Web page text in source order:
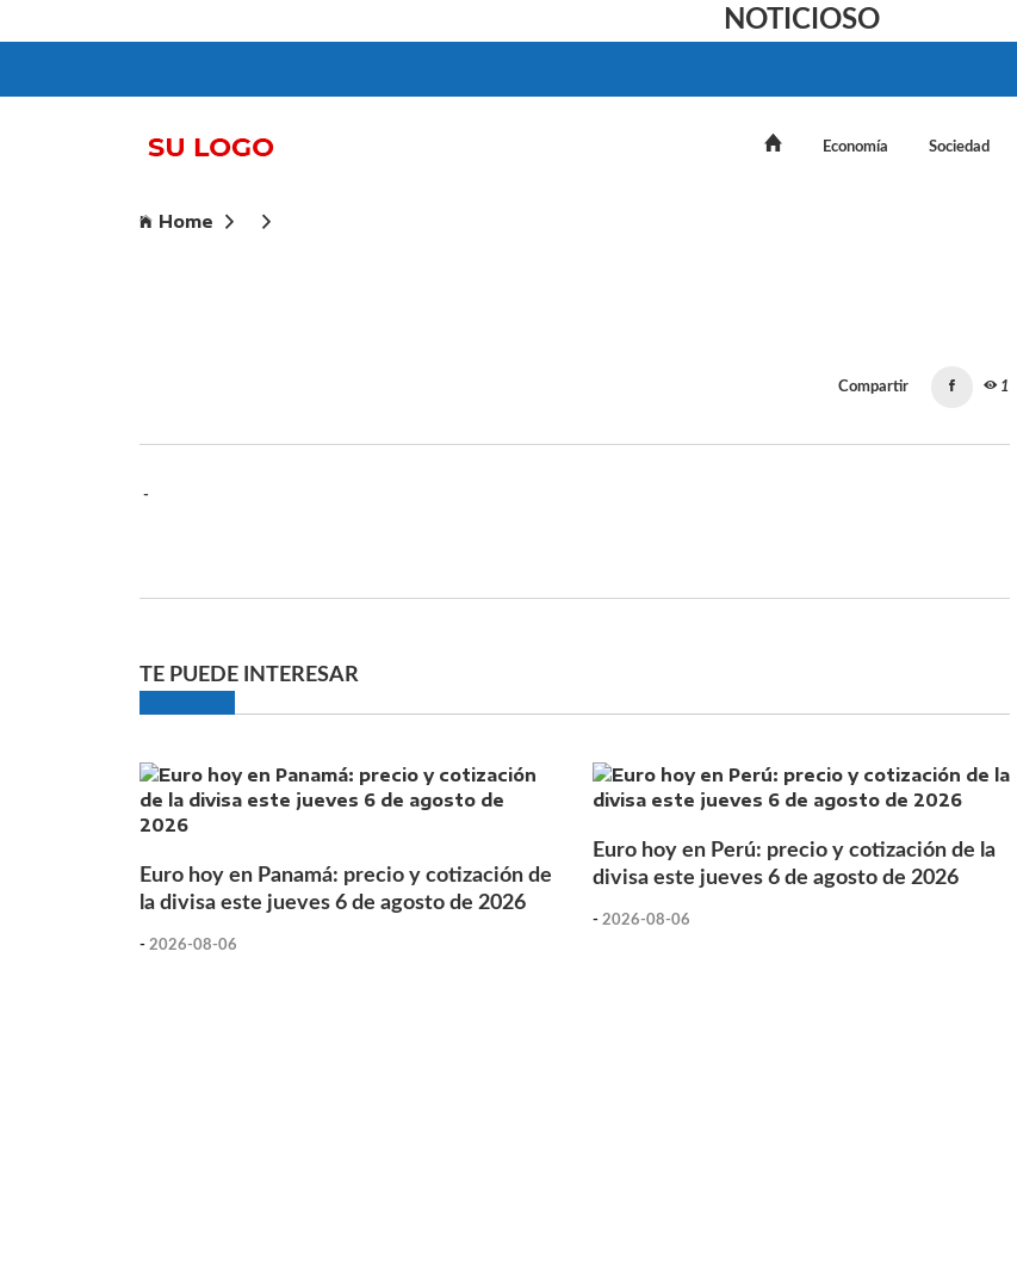
NOTICIOSO
Economía Sociedad
Home
Compartir 1
-
TE PUEDE INTERESAR
Euro hoy en Panamá: precio y cotización de
la divisa este jueves 6 de agosto de 2026
- 2026-08-06
Euro hoy en Perú: precio y cotización de la
divisa este jueves 6 de agosto de 2026
- 2026-08-06